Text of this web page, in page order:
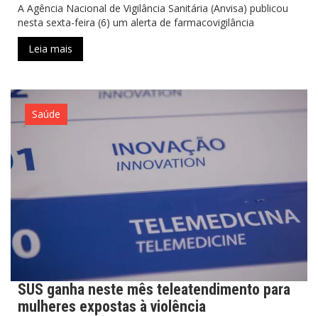
A Agência Nacional de Vigilância Sanitária (Anvisa) publicou
nesta sexta-feira (6) um alerta de farmacovigilância
Leia mais
Saúde
SUS ganha neste mês teleatendimento para
mulheres expostas à violência